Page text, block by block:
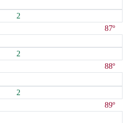
2
87º
2
88º
2
89º